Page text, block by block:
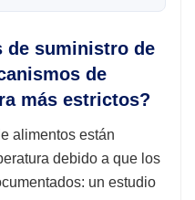
de suministro de
de
más estrictos?
alimentos están
debido a que los
un estudio